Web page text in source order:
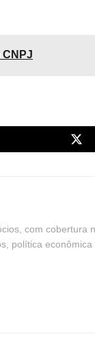
com cobertura
política